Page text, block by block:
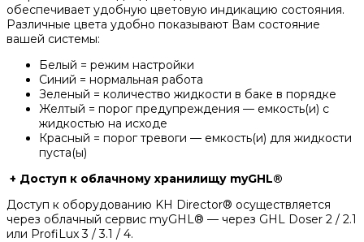
обеспечивает удобную цветовую индикацию состояния.
Различные цвета удобно показывают Вам состояние
вашей системы:
Белый = режим настройки
Синий = нормальная работа
Зеленый = количество жидкости в баке в порядке
Желтый = порог предупреждения — емкость(и) с
жидкостью на исходе
Красный = порог тревоги — емкость(и) для жидкости
пуста(ы)
+ Доступ к облачному хранилищу myGHL®
Доступ к оборудованию KH Director® осуществляется
через облачный сервис myGHL® — через GHL Doser 2 / 2.1
или ProfiLux 3 / 3.1 / 4.